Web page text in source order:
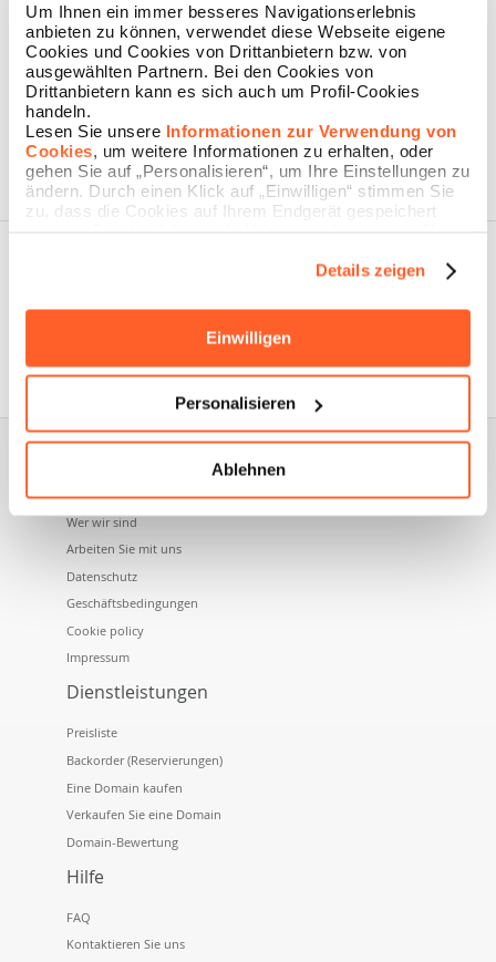
Um Ihnen ein immer besseres Navigationserlebnis
anbieten zu können, verwendet diese Webseite eigene
Cookies und Cookies von Drittanbietern bzw. von
ausgewählten Partnern. Bei den Cookies von
Drittanbietern kann es sich auch um Profil-Cookies
handeln.
Lesen Sie unsere Informationen zur Verwendung von
Cookies, um weitere Informationen zu erhalten, oder
gehen Sie auf „Personalisieren“, um Ihre Einstellungen zu
ändern. Durch einen Klick auf „Einwilligen“ stimmen Sie
zu, dass die Cookies auf Ihrem Endgerät gespeichert
Details zeigen
Einwilligen
Personalisieren
Ablehnen
BESTÄTIGEN
Nidoma ist eine Marke der Namecase GmbH, einem
Wer wir sind
Arbeiten Sie mit uns
Datenschutz
Geschäftsbedingungen
Cookie policy
Impressum
Dienstleistungen
Preisliste
Backorder (Reservierungen)
Eine Domain kaufen
Verkaufen Sie eine Domain
Domain-Bewertung
Hilfe
FAQ
Kontaktieren Sie uns